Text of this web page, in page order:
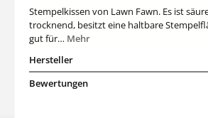
Stempelkissen von Lawn Fawn. Es ist
trocknend, besitzt eine haltbare
gut für… Mehr
Hersteller
Bewertungen